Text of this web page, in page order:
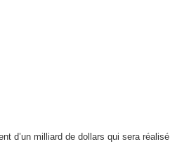
d’un milliard de dollars qui sera réalisé